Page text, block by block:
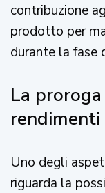
contribuzione
prodotto per
durante la fase
La
Uno degli
riguarda la